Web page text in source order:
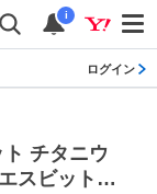
i
ログイン
チタニウ
スビット